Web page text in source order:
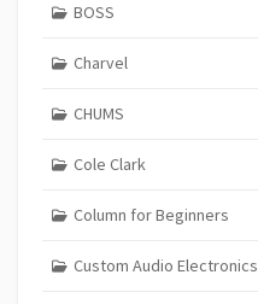
BOSS
Charvel
CHUMS
Cole Clark
Column for Beginners
Custom Audio Electronics